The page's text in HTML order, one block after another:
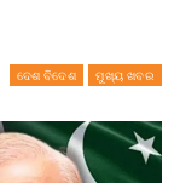
ଦେଶ ବିଦେଶ ମୁଖ୍ୟ ଖବର